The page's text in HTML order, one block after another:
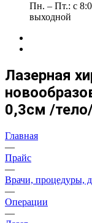
Пн. – Пт.: с
выходной
Лазерная
0,3см /
Главная
—
Прайс
—
Врачи, процедуры,
—
Операции
—